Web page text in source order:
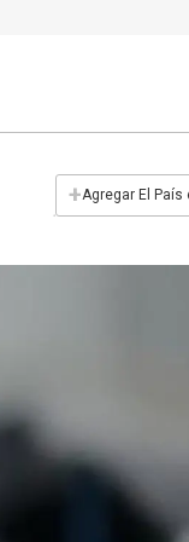
+Agregar El País